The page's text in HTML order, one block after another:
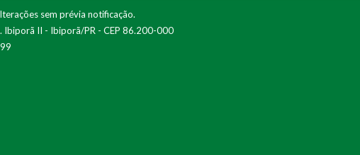
sem prévia notificação.
Ibiporã II - Ibiporã/PR - CEP 86.200-000